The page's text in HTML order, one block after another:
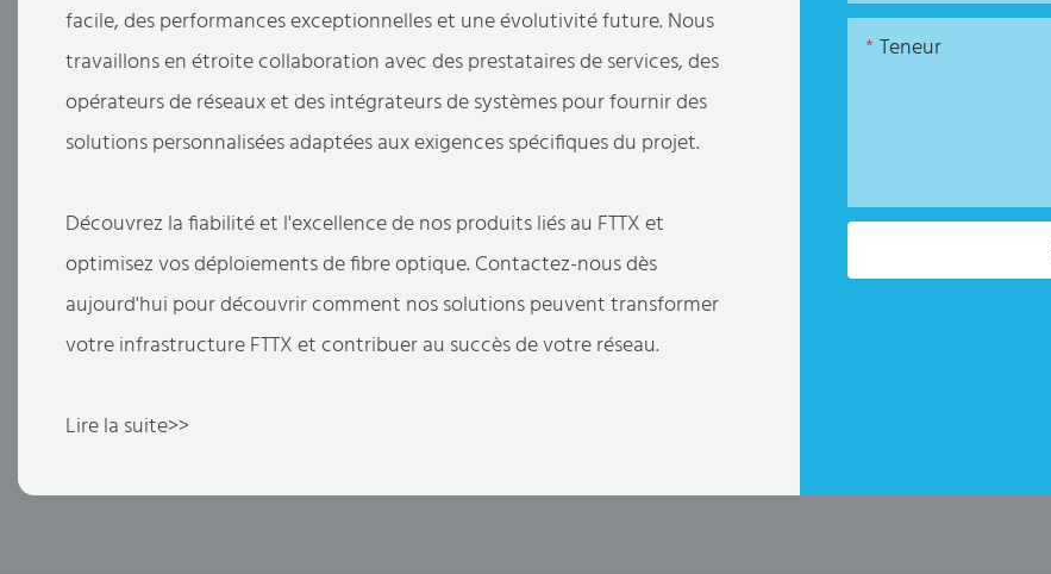
facile, des performances exceptionnelles et une évolutivité future. Nous
travaillons en étroite collaboration avec des prestataires de services, des
opérateurs de réseaux et des intégrateurs de systèmes pour fournir des
solutions personnalisées adaptées aux exigences spécifiques du projet.
Découvrez la fiabilité et l'excellence de nos produits liés au FTTX et
optimisez vos déploiements de fibre optique. Contactez-nous dès
aujourd'hui pour découvrir comment nos solutions peuvent transformer
votre infrastructure FTTX et contribuer au succès de votre réseau.
Lire la suite>>
Teneur